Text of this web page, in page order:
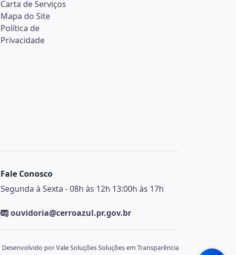
Carta de Serviços
Mapa do Site
Política de
Privacidade
Fale Conosco
Segunda à Sexta - 08h às 12h 13:00h às 17h
ouvidoria@cerroazul.pr.gov.br
Desenvolvido por Vale Soluções Soluções em Transparência